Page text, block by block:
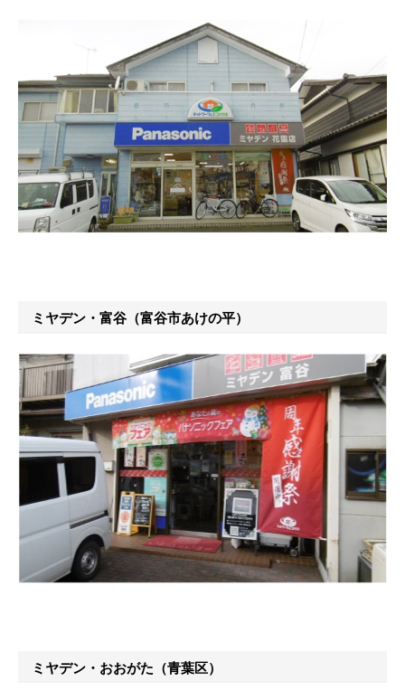
ミヤデン・富谷（富谷市あけの平）
ミヤデン・おおがた（青葉区）